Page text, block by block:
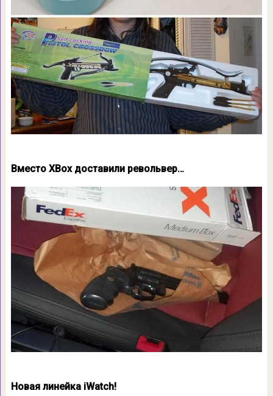
Вместо XBox доставили револьвер…
Новая линейка iWatch!